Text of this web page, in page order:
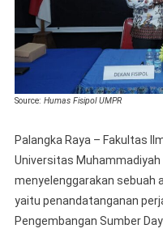
Source: Humas Fisipol UMPR
Palangka Raya – Fakultas
Universitas Muhammadiyah
menyelenggarakan sebuah
yaitu penandatanganan
Pengembangan Sumber